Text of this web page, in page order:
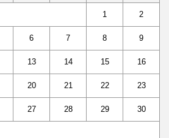
1 2
6 7 8 9
13 14 15 16
20 21 22 23
27 28 29 30